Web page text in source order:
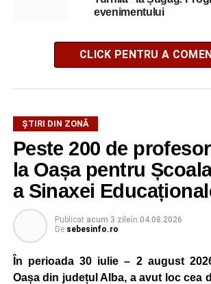
evenimentului
CLICK PENTRU A
ȘTIRI DIN ZONĂ
Peste 200 de
la Oașa pentru
a Sinaxei
Publicat acum 3 zileîn 04.08.2026
De sebesinfo.ro
În perioada 30 iulie – 2 august
Oașa din județul Alba, a avut loc cea